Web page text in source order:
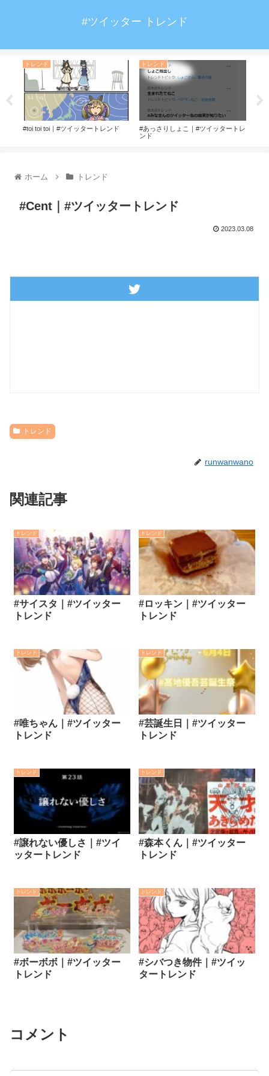
#ツイッター トレンド
トレンド
#toi toi toi｜#ツイッタートレンド
トレンド
#あっさりしょこ｜#ツイッタートレ
ンド
ホーム トレンド
#Cent｜#ツイッタートレンド
2023.03.08
トレンド
runwanwano
関連記事
トレンド
#サイスタ｜#ツイッター
トレンド
トレンド
#ロッキン｜#ツイッター
トレンド
トレンド
#唯ちゃん｜#ツイッター
トレンド
トレンド
#芸誕生日｜#ツイッター
トレンド
トレンド
#譲れない優しさ｜#ツイ
ッタートレンド
トレンド
#森本くん｜#ツイッター
トレンド
トレンド
#ボーボボ｜#ツイッター
トレンド
トレンド
#シバつき物件｜#ツイッ
タートレンド
コメント